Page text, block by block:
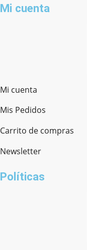
Mi cuenta
Mi cuenta
Mis Pedidos
Carrito de compras
Newsletter
Políticas